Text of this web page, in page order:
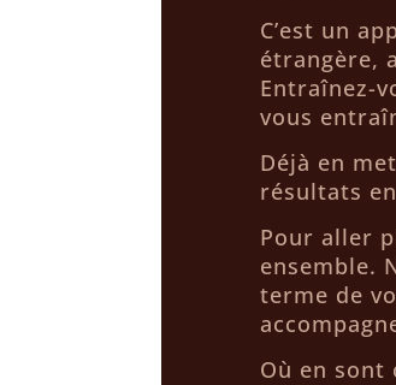
C’est un
étrangère,
Entraînez-
vous
Déjà en
résultats
Pour aller
ensemble.
terme de
Où en sont